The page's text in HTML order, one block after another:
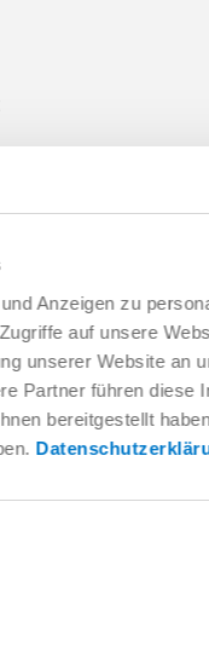
Anzeigen zu
auf unsere
unserer Website an
Partner führen diese
bereitgestellt
data